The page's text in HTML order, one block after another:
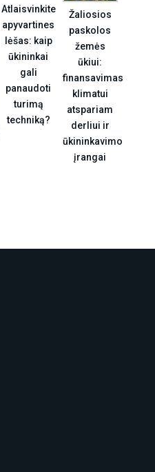
Atlaisvinkite
apyvartines
lėšas: kaip
ūkininkai
gali
panaudoti
turimą
techniką?
Žaliosios
paskolos
žemės
ūkiui:
finansavimas
klimatui
atspariam
derliui ir
ūkininkavimo
įrangai